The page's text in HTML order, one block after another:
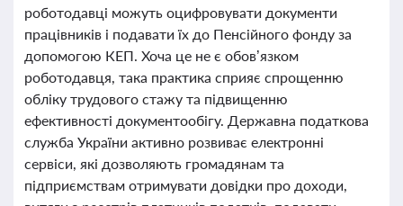
роботодавці можуть оцифровувати документи
працівників і подавати їх до Пенсійного фонду за
допомогою КЕП. Хоча це не є обов’язком
роботодавця, така практика сприяє спрощенню
обліку трудового стажу та підвищенню
ефективності документообігу. Державна податкова
служба України активно розвиває електронні
сервіси, які дозволяють громадянам та
підприємствам отримувати довідки про доходи,